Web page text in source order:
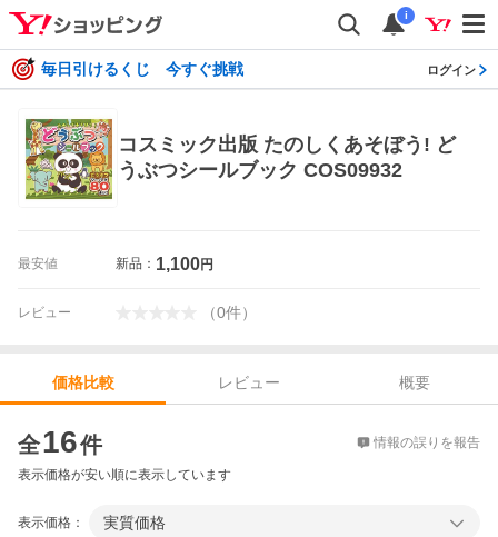
i
毎日引けるくじ 今すぐ挑戦 ログイン
コスミック出版 たのしくあそぼう! ど
うぶつシールブック COS09932
最安値 新品： 1,100円
レビュー （0件）
価格比較 レビュー
概要
全16件 情報の誤りを報告
表示価格が安い順に表示しています
表示価格： 実質価格